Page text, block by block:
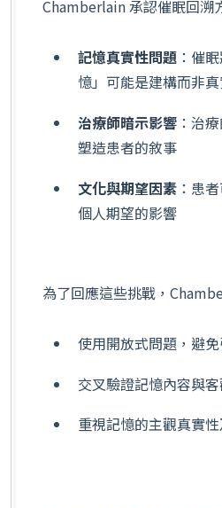
Chamberlain 承認催眠回溯
記憶真實性問題 ：催
憶」可能是建構而非
治療師暗示影響 ：治
塑造患者的敘事
文化與期望因素 ：患
個人期望的影響
為了回應這些挑戰，
使用開放式問題，避
交叉驗證記憶內容與
重視記憶的主觀真實